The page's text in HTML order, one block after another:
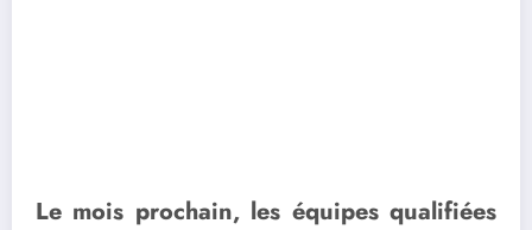
Le mois prochain, les équipes qualifiées